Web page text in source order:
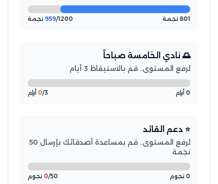
801 نجمة 959/1200 نجمة
🌅 نادي الخامسة صباحاً
لرفع المستوى.. قم بالاستيقاظ 3 أيام
0 أيام 0/3 أيام
⭐ دعم القائد
لرفع المستوى.. قم بمساعدة أصدقائك بإرسال 50
نجمة
0 نجوم 0/50 نجوم